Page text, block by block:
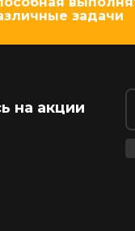
задачи
на акции